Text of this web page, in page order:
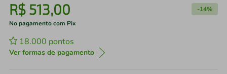
R$ 513,00 -14%
No pagamento com Pix
18.000 pontos
Ver formas de pagamento